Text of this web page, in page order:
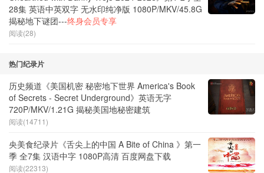
28集 英语中英双字 无水印纯净版 1080P/MKV/45.8G
揭秘地下谜团---终身会员专享
阅读(28)
热门纪录片
历史频道《美国机密 秘密地下世界 America's Book
of Secrets - Secret Underground》英语无字
720P/MKV/1.21G 揭秘美国地秘密建筑
阅读(14711)
央美食纪录片《舌尖上的中国 A Bite of China 》第一
季 全7集 汉语中字 1080P高清 百度网盘下载
阅读(22313)